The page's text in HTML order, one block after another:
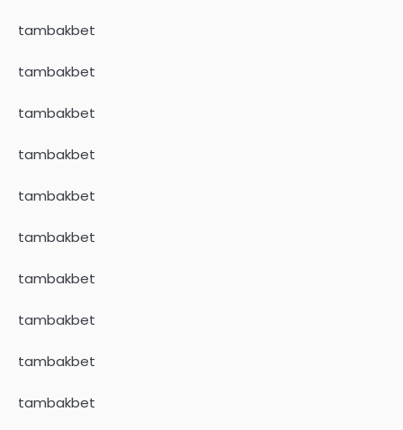
tambakbet
tambakbet
tambakbet
tambakbet
tambakbet
tambakbet
tambakbet
tambakbet
tambakbet
tambakbet